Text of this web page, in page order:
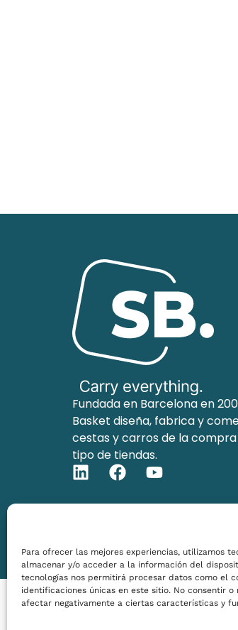
Para ofrecer las mejores experiencias, utilizamos
almacenar y/o acceder a la información del
tecnologías nos permitirá procesar datos como el
identificaciones únicas en este sitio. No consentir
afectar negativamente a ciertas características y
Fundada en Barcelona en
Basket diseña, fabrica y
cestas y carros de la
tipo de tiendas.